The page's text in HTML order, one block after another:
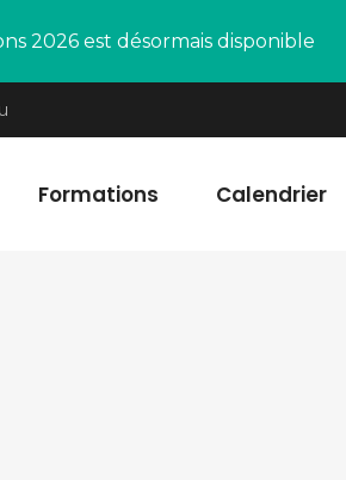
Formations Calendrier
2026 est désormais disponible